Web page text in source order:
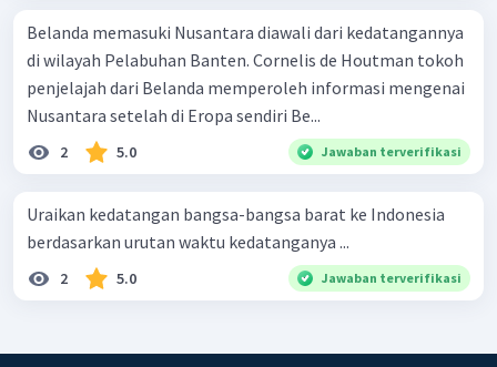
Belanda memasuki Nusantara diawali dari kedatangannya
di wilayah Pelabuhan Banten. Cornelis de Houtman tokoh
penjelajah dari Belanda memperoleh informasi mengenai
Nusantara setelah di Eropa sendiri Be...
2 5.0 Jawaban terverifikasi
Uraikan kedatangan bangsa-bangsa barat ke Indonesia
berdasarkan urutan waktu kedatanganya ...
2 5.0 Jawaban terverifikasi